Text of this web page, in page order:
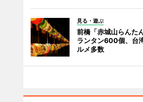
見る・遊ぶ
前橋「赤城山らんた
ランタン600個、台
ルメ多数